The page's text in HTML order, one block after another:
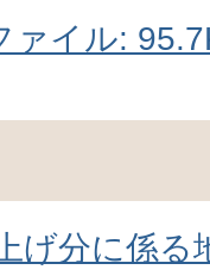
ァイル:
げ分に係る